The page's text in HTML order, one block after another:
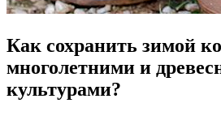
Как сохранить зимой
многолетними и
культурами?